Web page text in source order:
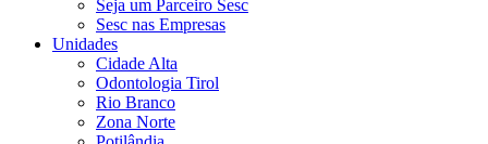
Seja um Parceiro Sesc
Sesc nas Empresas
Unidades
Cidade Alta
Odontologia Tirol
Rio Branco
Zona Norte